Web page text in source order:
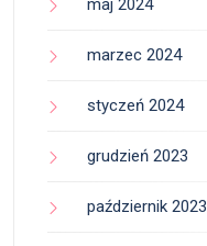
maj 2024
marzec 2024
styczeń 2024
grudzień 2023
październik 2023